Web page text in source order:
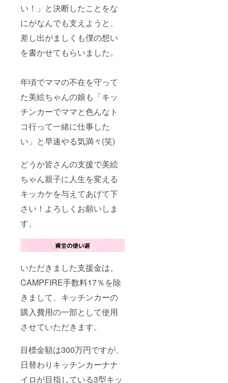
い！」と決断したことをな
にがなんでも支えようと、
差し出がましくも僕の想い
を書かせてもらいました。
年頃でママの不在を守って
た美絵ちゃんの娘も「キッ
チンカーでママと色んなト
コ行って一緒に仕事した
い」と早速やる気満々(笑)
どうか皆さんの支援で美絵
ちゃん親子に人生を変える
キッカケを与えてあげて下
さい！よろしくお願いしま
す。
いただきました支援金は、
CAMPFIRE手数料17％を除
きまして、キッチンカーの
購入費用の一部として使用
させていただきます。
目標金額は300万円ですが、
日替わりキッチンカーナナ
イロが目指している3型キッ